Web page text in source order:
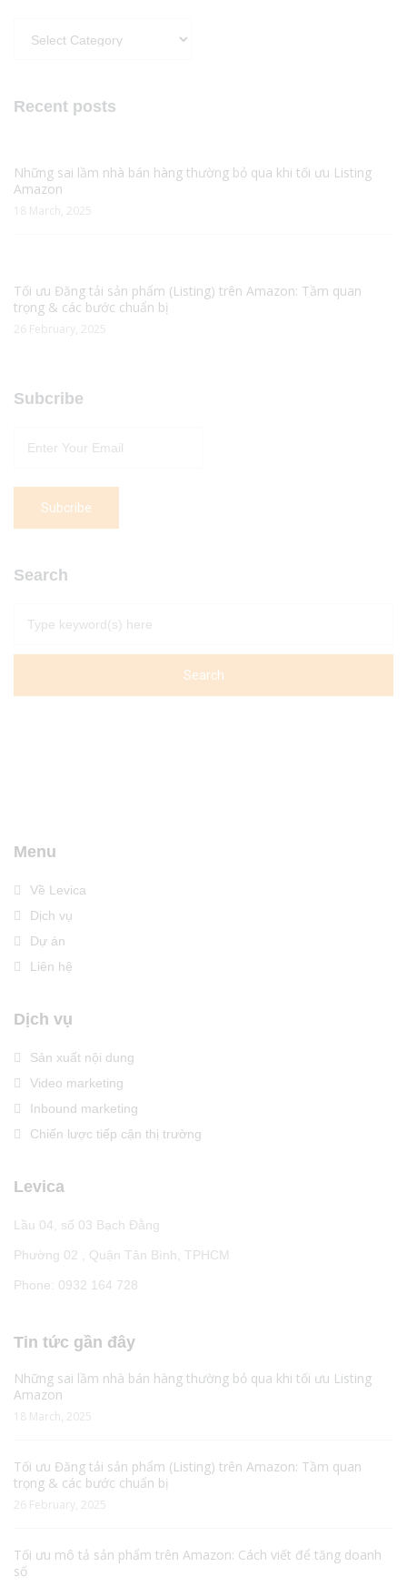
Recent posts
Những sai lầm nhà bán hàng thường bỏ qua khi tối ưu Listing
Amazon
18 March, 2025
Tối ưu Đăng tải sản phẩm (Listing) trên Amazon: Tầm quan
trọng & các bước chuẩn bị
26 February, 2025
Subcribe
Search
Menu
Về Levica
Dịch vụ
Dự án
Liên hệ
Dịch vụ
Sản xuất nội dung
Video marketing
Inbound marketing
Chiến lược tiếp cận thị trường
Levica
Lầu 04, số 03 Bạch Đằng
Phường 02 , Quận Tân Bình, TPHCM
Phone: 0932 164 728
Tin tức gần đây
Những sai lầm nhà bán hàng thường bỏ qua khi tối ưu Listing
Amazon
18 March, 2025
Tối ưu Đăng tải sản phẩm (Listing) trên Amazon: Tầm quan
trọng & các bước chuẩn bị
26 February, 2025
Tối ưu mô tả sản phẩm trên Amazon: Cách viết để tăng doanh
số